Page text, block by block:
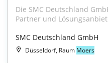
Die SMC Deutschland
Partner und
SMC Deutschland GmbH
Düsseldorf, Raum Moers